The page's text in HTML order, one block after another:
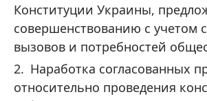
Конституции Украины,
совершенствованию с учетом
вызовов и потребностей
Наработка согласованных
относительно проведения